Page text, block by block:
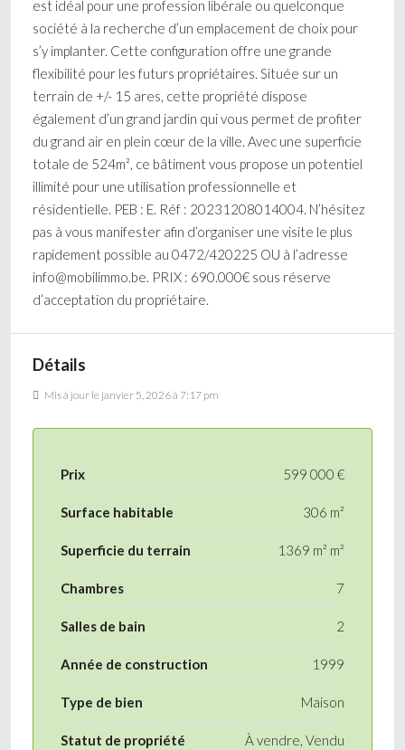
est idéal pour une profession libérale ou quelconque
société à la recherche d’un emplacement de choix pour
s’y implanter. Cette configuration offre une grande
flexibilité pour les futurs propriétaires. Située sur un
terrain de +/- 15 ares, cette propriété dispose
également d’un grand jardin qui vous permet de profiter
du grand air en plein cœur de la ville. Avec une superficie
totale de 524m², ce bâtiment vous propose un potentiel
illimité pour une utilisation professionnelle et
résidentielle. PEB : E. Réf : 20231208014004. N’hésitez
pas à vous manifester afin d’organiser une visite le plus
rapidement possible au 0472/420225 OU à l’adresse
info@mobilimmo.be. PRIX : 690.000€ sous réserve
d’acceptation du propriétaire.
Détails
Mis à jour le janvier 5, 2026 à 7:17 pm
Prix 599 000 €
Surface habitable 306 m²
Superficie du terrain 1369 m² m²
Chambres 7
Salles de bain 2
Année de construction 1999
Type de bien Maison
Statut de propriété À vendre, Vendu